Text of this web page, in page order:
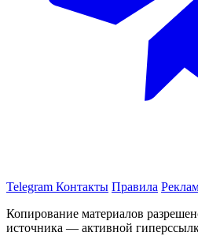
Telegram Контакты Правила
Копирование материалов
источника — активной